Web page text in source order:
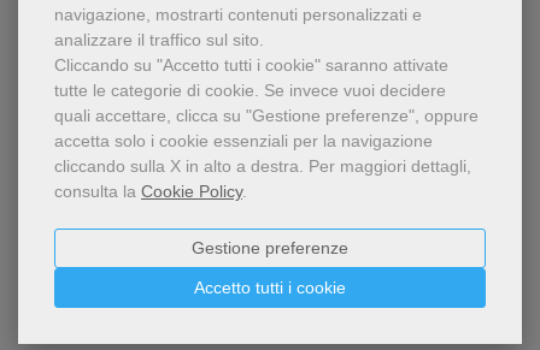
navigazione, mostrarti contenuti personalizzati e
analizzare il traffico sul sito.
Cliccando su "Accetto tutti i cookie" saranno attivate
tutte le categorie di cookie. Se invece vuoi decidere
quali accettare, clicca su "Gestione preferenze", oppure
accetta solo i cookie essenziali per la navigazione
cliccando sulla X in alto a destra. Per maggiori dettagli,
consulta la Cookie Policy.
Accetto tutti i cookie
Gestione preferenze